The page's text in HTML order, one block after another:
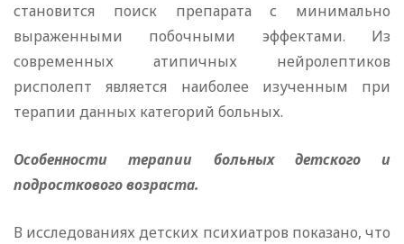
становится поиск препарата с минимально
выраженными побочными эффектами. Из
современных атипичных нейролептиков
рисполепт является наиболее изученным при
терапии данных категорий больных.
Особенности терапии больных детского и
подросткового возраста.
В исследованиях детских психиатров показано, что